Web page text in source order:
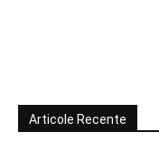
Articole Recente